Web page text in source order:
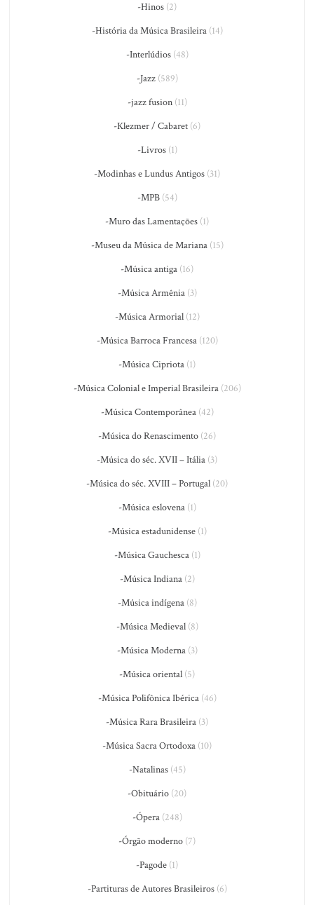
-Hinos (2)
-História da Música Brasileira(14)
-Interlúdios(48)
-Jazz(589)
-jazz fusion(11)
-Klezmer / Cabaret (6)
-Livros(1)
-Modinhas e Lundus Antigos (31)
-MPB(54)
-Muro das Lamentações (1)
-Museu da Música de Mariana(15)
-Música antiga (16)
-Música Armênia(3)
-Música Armorial(12)
-Música Barroca Francesa(120)
-Música Cipriota (1)
-Música Colonial e Imperial Brasileira(206)
-Música Contemporânea(42)
-Música do Renascimento (26)
-Música do séc. XVII – Itália (3)
-Música do séc. XVIII – Portugal (20)
-Música eslovena(1)
-Música estadunidense(1)
-Música Gauchesca(1)
-Música Indiana(2)
-Música indígena(8)
-Música Medieval(8)
-Música Moderna(3)
-Música oriental (5)
-Música Polifônica Ibérica(46)
-Música Rara Brasileira (3)
-Música Sacra Ortodoxa (10)
-Natalinas(45)
-Obituário (20)
-Ópera(248)
-Órgão moderno (7)
-Pagode (1)
-Partituras de Autores Brasileiros(6)